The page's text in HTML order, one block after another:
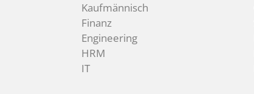
Kaufmännisch
Finanz
Engineering
HRM
IT